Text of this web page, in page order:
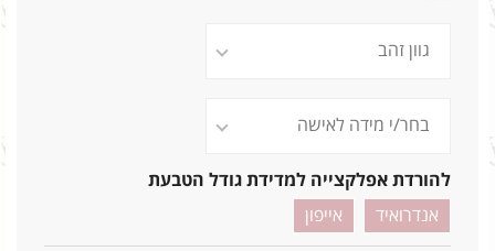
להורדת אפלקצייה למדידת גודל הטבעת
אנדרואיד
אייפון